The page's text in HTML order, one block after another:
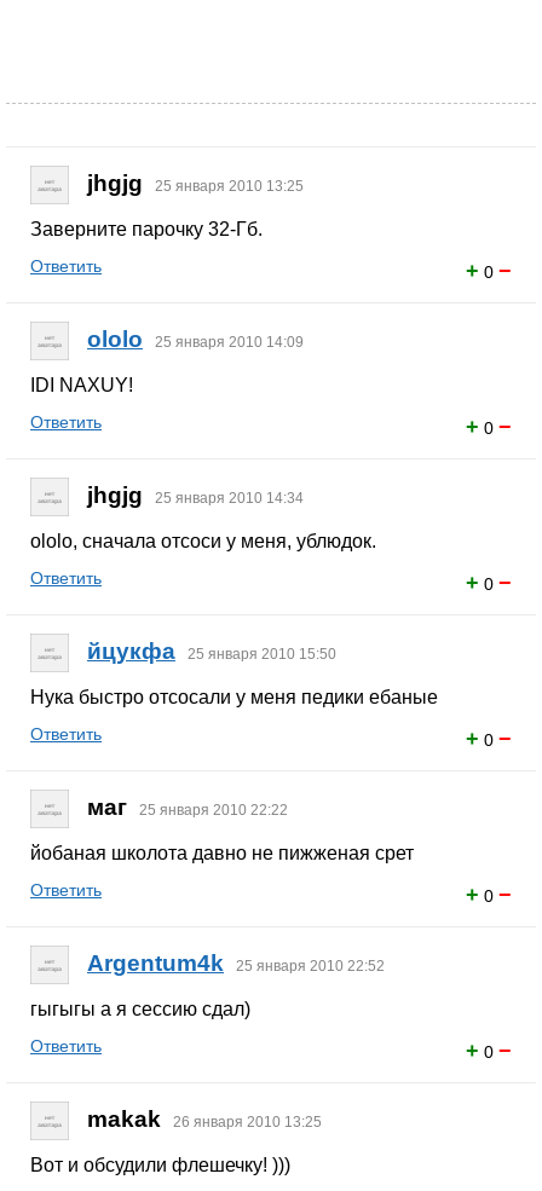
jhgjg 25 января 2010 13:25
Заверните парочку 32-Гб.
+ 0 −
Ответить
ololo 25 января 2010 14:09
IDI NAXUY!
+ 0 −
Ответить
jhgjg 25 января 2010 14:34
ololo, сначала отсоси у меня, ублюдок.
+ 0 −
Ответить
йцукфа 25 января 2010 15:50
Нука быстро отсосали у меня педики ебаные
+ 0 −
Ответить
маг 25 января 2010 22:22
йобаная школота давно не пижженая срет
+ 0 −
Ответить
Argentum4k 25 января 2010 22:52
гыгыгы а я сессию сдал)
+ 0 −
Ответить
makak 26 января 2010 13:25
Вот и обсудили флешечку! )))